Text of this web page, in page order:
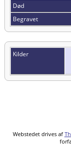
Død
Begravet
Kilder
Webstedet drives af